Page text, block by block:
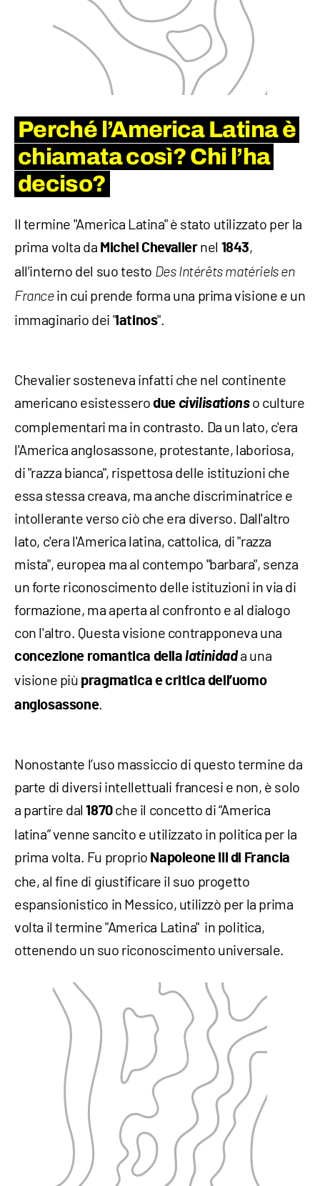
Perché l’America Latina è
chiamata così? Chi l’ha
deciso?
Il termine "America Latina" è stato utilizzato per la
prima volta da Michel Chevalier nel 1843,
all'interno del suo testo Des Intérêts matériels en
Francein cui prende forma una prima visione e un
immaginario dei "latinos".
Chevalier sosteneva infatti che nel continente
americano esistesserodue civilisationso culture
complementari ma in contrasto. Da un lato, c'era
l'America anglosassone, protestante, laboriosa,
di "razza bianca", rispettosa delle istituzioni che
essa stessa creava, ma anche discriminatrice e
intollerante verso ciò che era diverso. Dall'altro
lato, c'era l'America latina, cattolica, di "razza
mista", europea ma al contempo "barbara", senza
un forte riconoscimento delle istituzioni in via di
formazione, ma aperta al confronto e al dialogo
con l'altro. Questa visione contrapponeva una
concezione romantica dellalatinidada una
visione più pragmatica e critica dell’uomo
anglosassone.
Nonostante l’uso massiccio di questo termine da
parte di diversi intellettuali francesi e non, è solo
a partire dal1870che il concetto di “America
latina” venne sancito e utilizzato in politica per la
prima volta. Fu proprio Napoleone III di Francia
che, al fine di giustificare il suo progetto
espansionistico in Messico, utilizzò per la prima
volta il termine "America Latina" in politica,
ottenendo un suo riconoscimento universale.